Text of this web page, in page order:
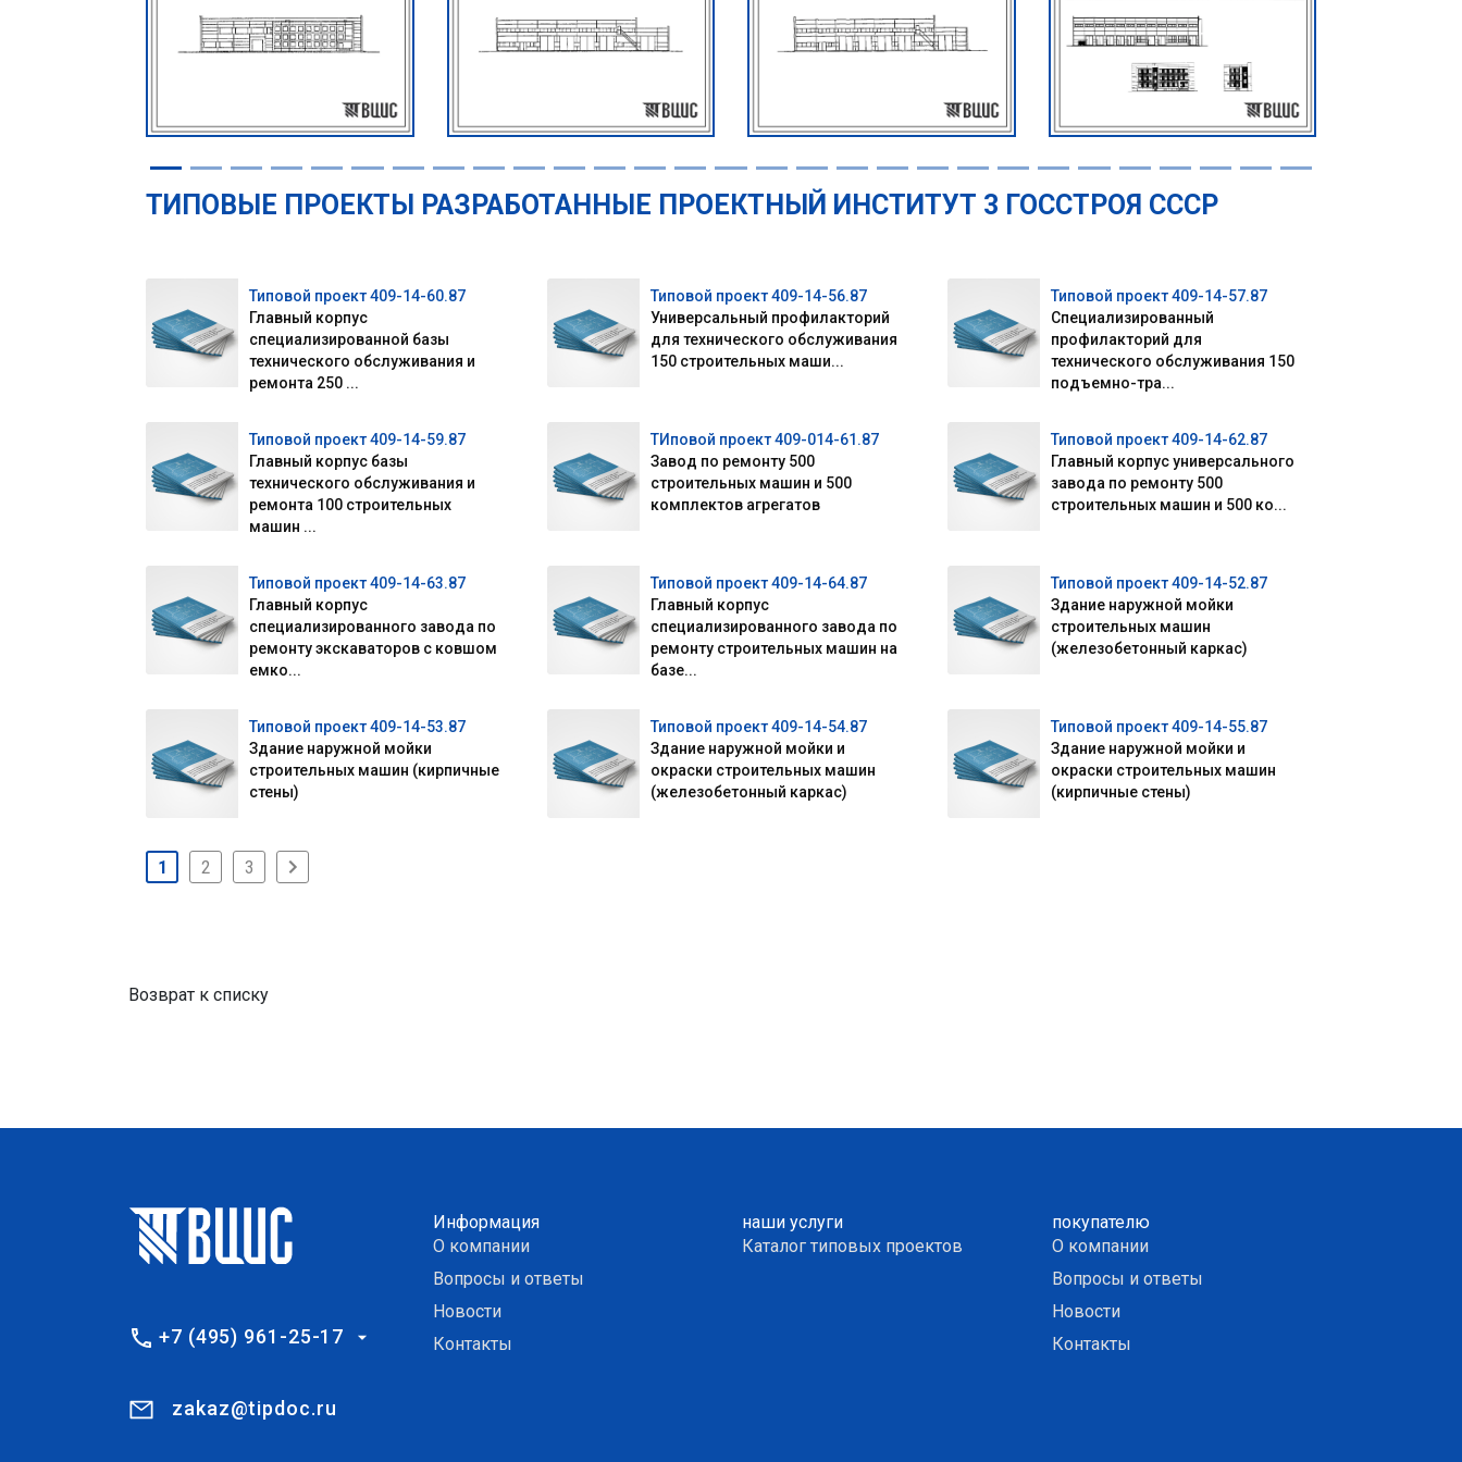
ТИПОВЫЕ ПРОЕКТЫ РАЗРАБОТАННЫЕ ПРОЕКТНЫЙ ИНСТИТУТ 3 ГОССТРОЯ СССР
Типовой проект 409-14-60.87
Главный корпус
специализированной базы
технического обслуживания и
ремонта 250 ...
Типовой проект 409-14-56.87
Универсальный профилакторий
для технического обслуживания
150 строительных маши...
Типовой проект 409-14-57.87
Специализированный
профилакторий для
технического обслуживания 150
подъемно-тра...
Типовой проект 409-14-59.87
Главный корпус базы
технического обслуживания и
ремонта 100 строительных
машин ...
ТИповой проект 409-014-61.87
Завод по ремонту 500
строительных машин и 500
комплектов агрегатов
Типовой проект 409-14-62.87
Главный корпус универсального
завода по ремонту 500
строительных машин и 500 ко...
Типовой проект 409-14-63.87
Главный корпус
специализированного завода по
ремонту экскаваторов с ковшом
емко...
Типовой проект 409-14-64.87
Главный корпус
специализированного завода по
ремонту строительных машин на
базе...
Типовой проект 409-14-52.87
Здание наружной мойки
строительных машин
(железобетонный каркас)
Типовой проект 409-14-53.87
Здание наружной мойки
строительных машин (кирпичные
стены)
Типовой проект 409-14-54.87
Здание наружной мойки и
окраски строительных машин
(железобетонный каркас)
Типовой проект 409-14-55.87
Здание наружной мойки и
окраски строительных машин
(кирпичные стены)
1 2 3
Возврат к списку
+7 (495) 961-25-17
zakaz@tipdoc.ru
Информация
О компании
Вопросы и ответы
Новости
Контакты
наши услуги
Каталог типовых проектов
покупателю
О компании
Вопросы и ответы
Новости
Контакты